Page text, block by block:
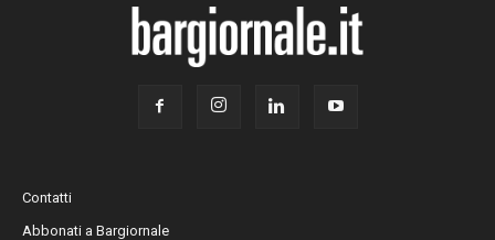
Contatti
Abbonati a Bargiornale